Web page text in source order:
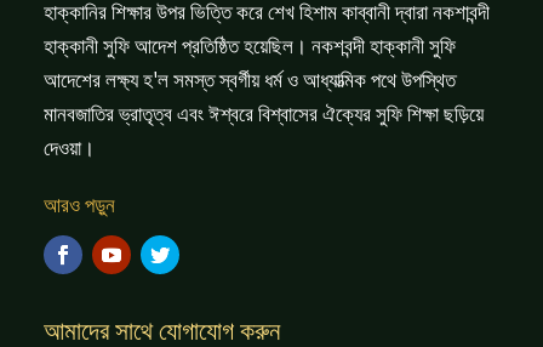
হাক্কানির শিক্ষার উপর ভিত্তি করে শেখ হিশাম কাব্বানী দ্বারা নকশাবন্দী
হাক্কানী সুফি আদেশ প্রতিষ্ঠিত হয়েছিল। নকশবন্দী হাক্কানী সুফি
আদেশের লক্ষ্য হ'ল সমস্ত স্বর্গীয় ধর্ম ও আধ্যাত্মিক পথে উপস্থিত
মানবজাতির ভ্রাতৃত্ব এবং ঈশ্বরে বিশ্বাসের ঐক্যের সুফি শিক্ষা ছড়িয়ে
দেওয়া।
আরও পড়ুন
আমাদের সাথে যোগাযোগ করুন